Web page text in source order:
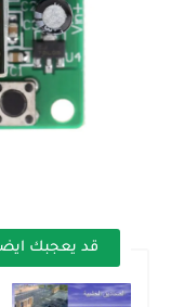
قد يعجبك